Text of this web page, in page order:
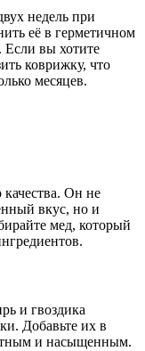
недель при
её в герметичном
Если вы хотите
коврижку, что
месяцев.
Он не
вкус, но и
мед, который
и гвоздика
Добавьте их в
и насыщенным.